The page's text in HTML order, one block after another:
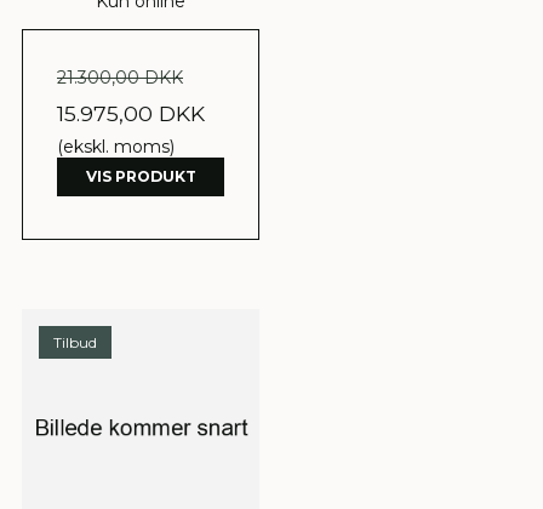
21.300,00 DKK
15.975,00 DKK
(ekskl. moms)
VIS PRODUKT
Tilbud